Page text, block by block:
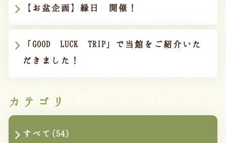
【お盆企画】縁日 開催！
「GOOD LUCK TRIP」で当館をご紹介いた
だきました！
カテゴリ
すべて(54)
Follow us
Language